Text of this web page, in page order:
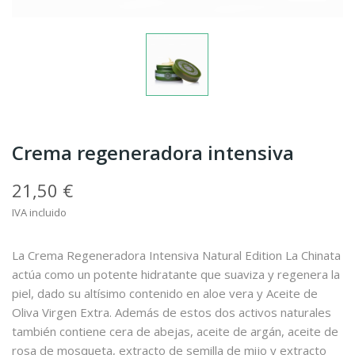
Crema regeneradora intensiva
21,50 €
IVA incluido
La Crema Regeneradora Intensiva Natural Edition La Chinata
actúa como un potente hidratante que suaviza y regenera la
piel, dado su altísimo contenido en aloe vera y Aceite de
Oliva Virgen Extra. Además de estos dos activos naturales
también contiene cera de abejas, aceite de argán, aceite de
rosa de mosqueta, extracto de semilla de mijo y extracto